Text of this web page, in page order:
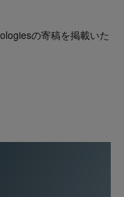
の寄稿を掲載いた